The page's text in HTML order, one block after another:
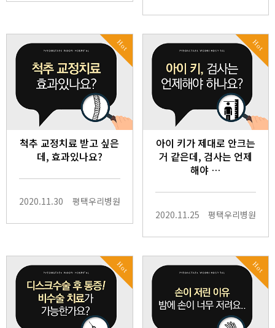
Hot
척추 교정치료 받고 싶은
데, 효과있나요?
2020.11.30 평택우리병원
Hot
아이 키가 제대로 안크는
거 같은데, 검사는 언제
해야 …
2020.11.25 평택우리병원
Hot Hot